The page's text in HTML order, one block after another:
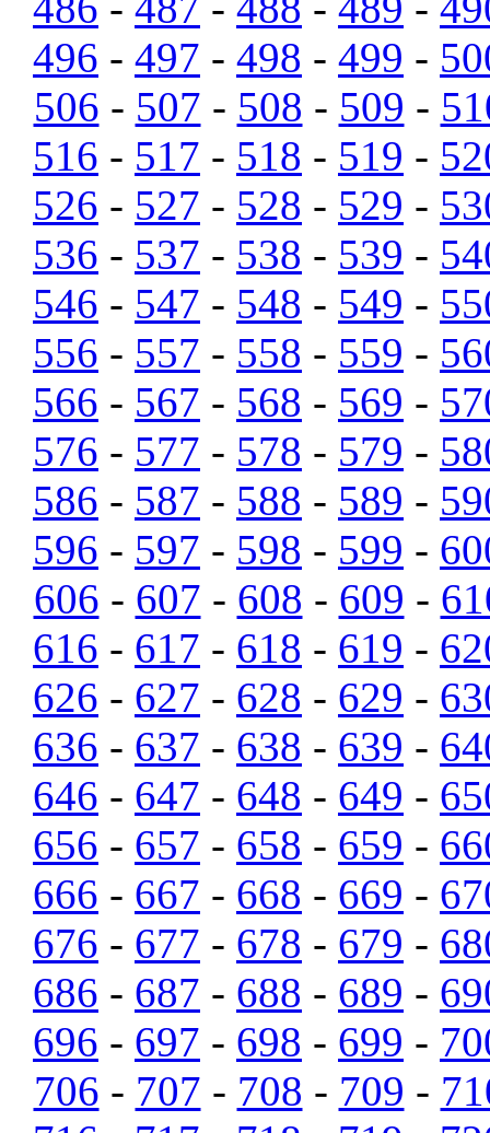
496 - 497 - 498 - 499 -
506 - 507 - 508 - 509 -
516 - 517 - 518 - 519 -
526 - 527 - 528 - 529 -
536 - 537 - 538 - 539 -
546 - 547 - 548 - 549 -
556 - 557 - 558 - 559 -
566 - 567 - 568 - 569 -
576 - 577 - 578 - 579 -
586 - 587 - 588 - 589 -
596 - 597 - 598 - 599 -
606 - 607 - 608 - 609 -
616 - 617 - 618 - 619 -
626 - 627 - 628 - 629 -
636 - 637 - 638 - 639 -
646 - 647 - 648 - 649 -
656 - 657 - 658 - 659 -
666 - 667 - 668 - 669 -
676 - 677 - 678 - 679 -
686 - 687 - 688 - 689 -
696 - 697 - 698 - 699 -
706 - 707 - 708 - 709 -